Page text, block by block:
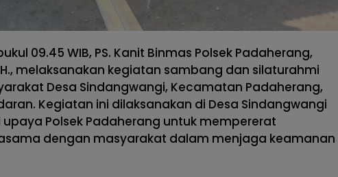
09.45 WIB, PS. Kanit Binmas Polsek Padaherang,
melaksanakan kegiatan sambang dan silaturahmi
Desa Sindangwangi, Kecamatan Padaherang,
Kegiatan ini dilaksanakan di Desa Sindangwangi
Polsek Padaherang untuk mempererat
dengan masyarakat dalam menjaga keamanan